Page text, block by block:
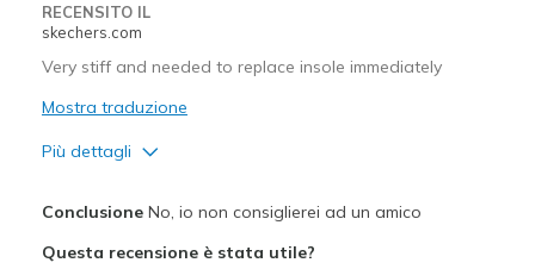
RECENSITO IL
skechers.com
Very stiff and needed to replace insole immediately
Mostra traduzione
Più dettagli
ConclusioneNo, io non consiglierei ad un amico
Questa recensione è stata utile?